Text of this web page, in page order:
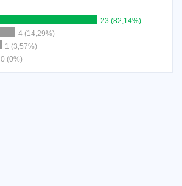
23 (82,14%)
4 (14,29%)
1 (3,57%)
0 (0%)